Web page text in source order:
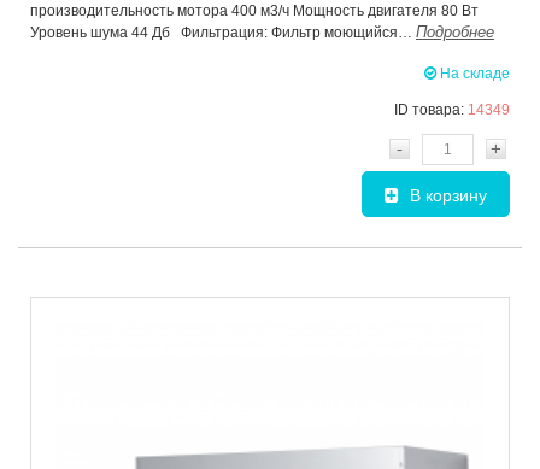
производительность мотора 400 м3/ч Мощность двигателя 80 Вт
Уровень шума 44 Дб Фильтрация: Фильтр моющийся… Подробнее
На складе
ID товара: 14349
- +
В корзину